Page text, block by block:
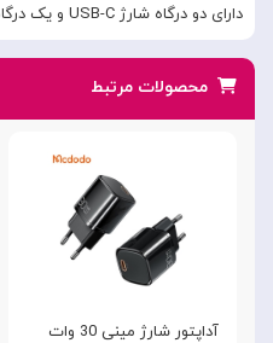
دارای دو درگاه شارژ USB-C و یک درگاه USB-A
محصولات مرتبط
آداپتور شارژ مینی 30 وات